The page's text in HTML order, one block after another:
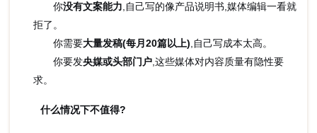
你没有文案能力 ,自己写的像产品说明书,媒体编辑一看就
拒了。
你需要大量发稿(每月20篇以上) ,自己写成本太高。
你要发央媒或头部门户,这些媒体对内容质量有隐性要
求。
什么情况下不值得?